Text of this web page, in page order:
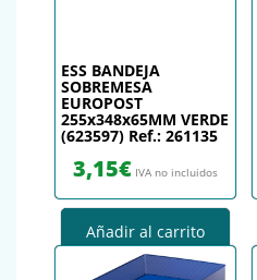
ESS BANDEJA
SOBREMESA
EUROPOST
255x348x65MM VERDE
(623597) Ref.: 261135
3,15€ IVA no incluidos
Añadir al carrito